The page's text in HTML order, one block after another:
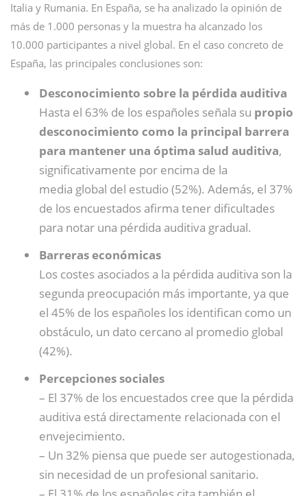
Italia y Rumania. En España, se ha analizado la opinión de
más de 1.000 personas y la muestra ha alcanzado los
10.000 participantes a nivel global. En el caso concreto de
España, las principales conclusiones son:
Desconocimiento sobre la pérdida auditiva
Hasta el 63% de los españoles señala su propio
desconocimiento como la principal barrera
para mantener una óptima salud auditiva,
significativamente por encima de la
media global del estudio (52%). Además, el 37%
de los encuestados afirma tener dificultades
para notar una pérdida auditiva gradual.
Barreras económicas
Los costes asociados a la pérdida auditiva son la
segunda preocupación más importante, ya que
el 45% de los españoles los identifican como un
obstáculo, un dato cercano al promedio global
(42%).
Percepciones sociales
– El 37% de los encuestados cree que la pérdida
auditiva está directamente relacionada con el
envejecimiento.
– Un 32% piensa que puede ser autogestionada,
sin necesidad de un profesional sanitario.